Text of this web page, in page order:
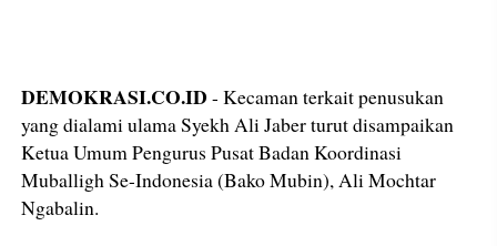
DEMOKRASI.CO.ID - Kecaman terkait penusukan
yang dialami ulama Syekh Ali Jaber turut disampaikan
Ketua Umum Pengurus Pusat Badan Koordinasi
Muballigh Se-Indonesia (Bako Mubin), Ali Mochtar
Ngabalin.